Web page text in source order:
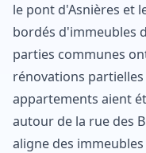
le pont d'Asnières et
bordés d'immeubles
parties communes
rénovations
appartements aient
autour de la rue des
aligne des